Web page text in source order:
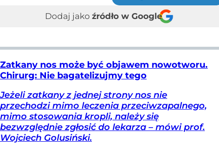
Dodaj jako źródło w Google
Zatkany nos może być objawem nowotworu.
Chirurg: Nie bagatelizujmy tego
Jeżeli zatkany z jednej strony nos nie
przechodzi mimo leczenia przeciwzapalnego,
mimo stosowania kropli, należy się
bezwzględnie zgłosić do lekarza – mówi prof.
Wojciech Golusiński.